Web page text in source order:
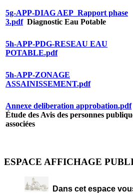
5g-APP-DIAG AEP_Rapport phase
3.pdfDiagnostic Eau Potable
5h-APP-PDG-RESEAU EAU
POTABLE.pdf
5h-APP-ZONAGE
ASSAINISSEMENT.pdf
Annexe deliberation approbation.pdf
Étude des Avis des personnes
associées
ESPACE AFFICHAGE
Dans cet espace